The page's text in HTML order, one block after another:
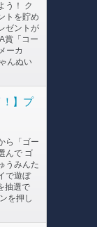
う！ ク
トを貯め
ゼントが
賞「コー
ーカ
んぬい
！】プ
ら「ゴー
んで ゴ
うみんた
で遊ぼ
抽選で
を押し